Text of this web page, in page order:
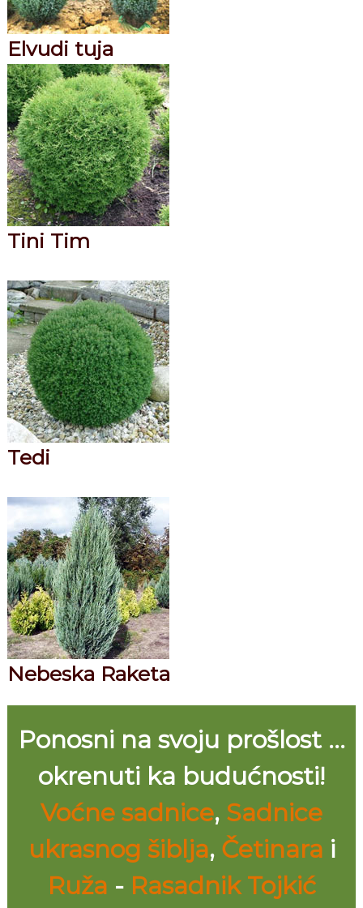
Elvudi tuja
Tini Tim
Tedi
Nebeska Raketa
Ponosni na svoju prošlost ...
okrenuti ka budućnosti!
Voćne sadnice, Sadnice
ukrasnog šiblja, Četinara i
Ruža - Rasadnik Tojkić